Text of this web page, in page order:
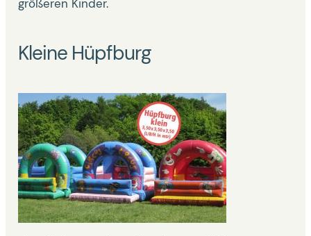
größeren Kinder.
Kleine Hüpfburg